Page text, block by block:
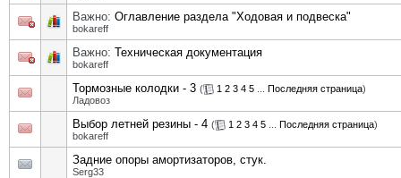
Важно: Оглавление раздела "Ходовая и подвеска"
bokareff
Важно: Техническая документация
bokareff
Тормозные колодки - 3 ( 1 2 3 4 5 Последняя страница)
Ладовоз
Выбор летней резины - 4 ( 1 2 3 4 5 Последняя страница)
bokareff
Задние опоры амортизаторов, стук.
Serg33